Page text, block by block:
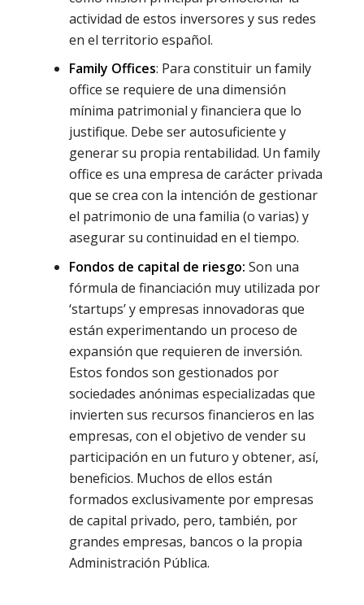
actividad de estos inversores y sus redes
en el territorio español.
Family Offices: Para constituir un family
office se requiere de una dimensión
mínima patrimonial y financiera que lo
justifique. Debe ser autosuficiente y
generar su propia rentabilidad. Un family
office es una empresa de carácter privada
que se crea con la intención de gestionar
el patrimonio de una familia (o varias) y
asegurar su continuidad en el tiempo.
Fondos de capital de riesgo: Son una
fórmula de financiación muy utilizada por
‘startups’ y empresas innovadoras que
están experimentando un proceso de
expansión que requieren de inversión.
Estos fondos son gestionados por
sociedades anónimas especializadas que
invierten sus recursos financieros en las
empresas, con el objetivo de vender su
participación en un futuro y obtener, así,
beneficios. Muchos de ellos están
formados exclusivamente por empresas
de capital privado, pero, también, por
grandes empresas, bancos o la propia
Administración Pública.